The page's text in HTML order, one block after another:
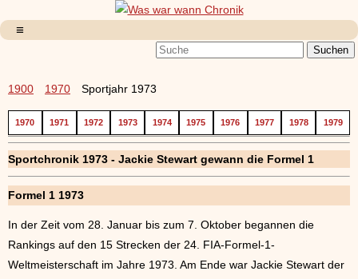
1900 1970 Sportjahr 1973
1970 1971 1972 1973 1974 1975 1976 1977 1978 1979
Sportchronik 1973 - Jackie Stewart gewann die Formel 1
Formel 1 1973
In der Zeit vom 28. Januar bis zum 7. Oktober begannen die
Rankings auf den 15 Strecken der 24. FIA-Formel-1-
Weltmeisterschaft im Jahre 1973. Am Ende war Jackie Stewart der